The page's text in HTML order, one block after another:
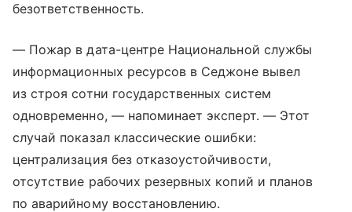
безответственность.
— Пожар в дата-центре Национальной службы
информационных ресурсов в Седжоне вывел
из строя сотни государственных систем
одновременно, — напоминает эксперт. — Этот
случай показал классические ошибки:
централизация без отказоустойчивости,
отсутствие рабочих резервных копий и планов
по аварийному восстановлению.